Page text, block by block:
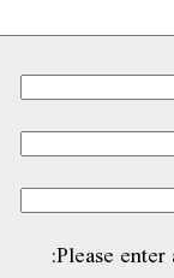
Please